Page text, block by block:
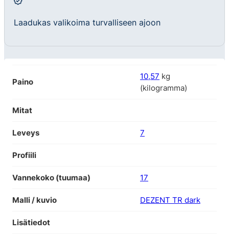
Laadukas valikoima turvalliseen ajoon
Paino
10,57 kg
(kilogramma)
Mitat
Leveys 7
Profiili
Vannekoko (tuumaa) 17
Malli / kuvio DEZENT TR dark
Lisätiedot